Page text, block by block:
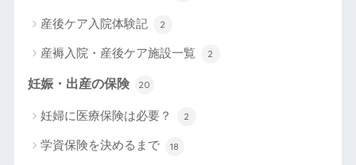
産後ケア入院体験記 2
産褥入院・産後ケア施設一覧 2
妊娠・出産の保険 20
妊婦に医療保険は必要？ 2
学資保険を決めるまで 18